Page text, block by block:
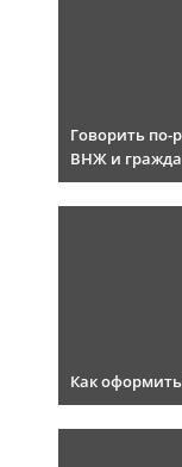
Говорить по-
ВНЖ и
Как оформить